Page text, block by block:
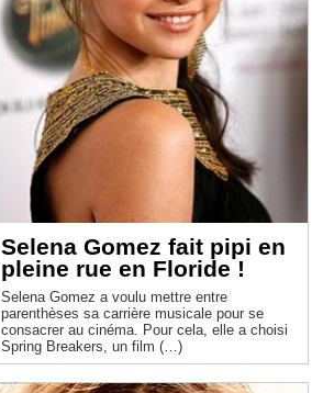
Selena Gomez fait pipi en
pleine rue en Floride !
Selena Gomez a voulu mettre entre
parenthèses sa carrière musicale pour se
consacrer au cinéma. Pour cela, elle a choisi
Spring Breakers, un film (…)